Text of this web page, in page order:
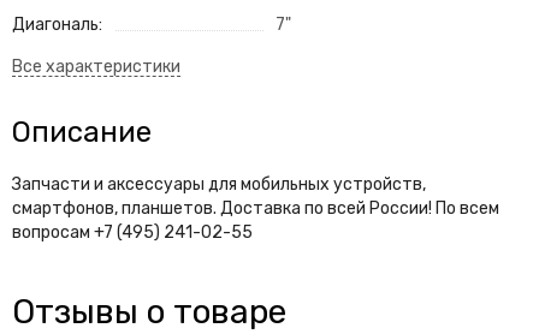
Диагональ: 7"
Описание
Запчасти и аксессуары для мобильных устройств,
смартфонов, планшетов. Доставка по всей России! По всем
вопросам +7 (495) 241-02-55
Отзывы о товаре